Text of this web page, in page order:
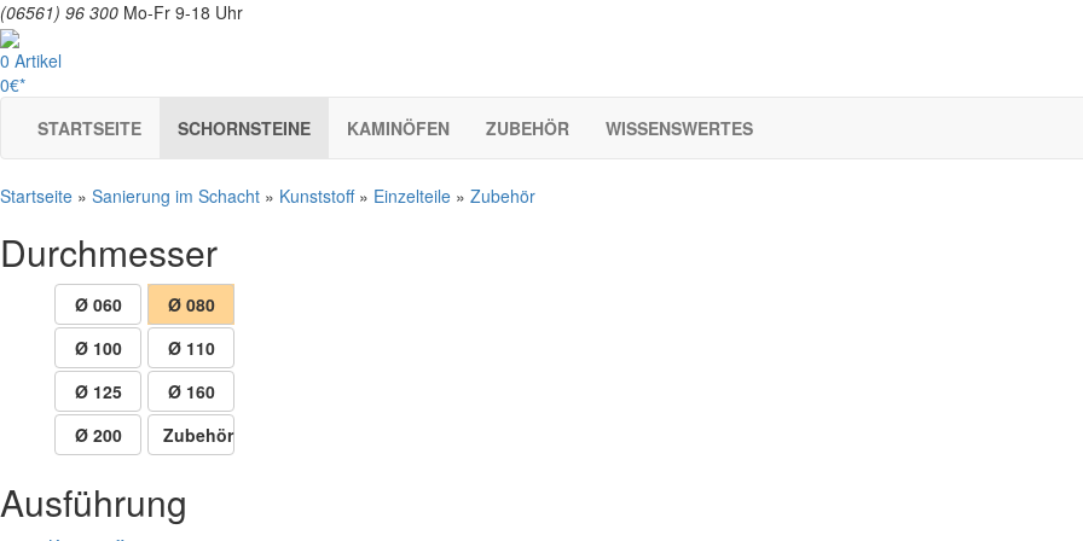
(06561) 96 300 Mo-Fr 9-18 Uhr
0 Artikel
0€*
STARTSEITE
SCHORNSTEINE KAMINÖFEN ZUBEHÖR WISSENSWERTES
Startseite » Sanierung im Schacht » Kunststoff» Einzelteile » Zubehör
Durchmesser
Ø 060
Ø 080
Ø 100
Ø 110
Ø 125
Ø 160
Ø 200
Zubehör
Ausführung